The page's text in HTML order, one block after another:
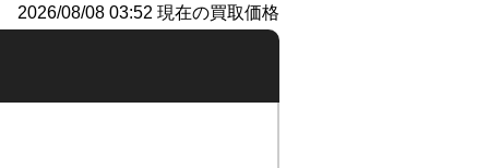
2026/08/08 03:52 現在の買取価格